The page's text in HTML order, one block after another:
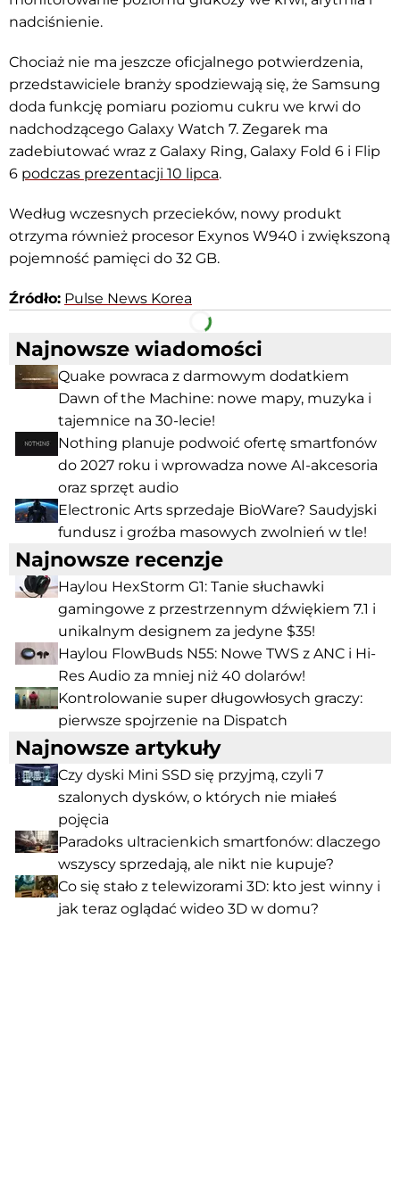
nadciśnienie.
Chociaż nie ma jeszcze oficjalnego potwierdzenia,
przedstawiciele branży spodziewają się, że Samsung
doda funkcję pomiaru poziomu cukru we krwi do
nadchodzącego Galaxy Watch 7. Zegarek ma
zadebiutować wraz z Galaxy Ring, Galaxy Fold 6 i Flip
6 podczas prezentacji 10 lipca.
Według wczesnych przecieków, nowy produkt
otrzyma również procesor Exynos W940 i zwiększoną
pojemność pamięci do 32 GB.
Źródło: Pulse News Korea
Facebook Telegram
Najnowsze wiadomości
Quake powraca z darmowym dodatkiem
Dawn of the Machine: nowe mapy, muzyka i
tajemnice na 30-lecie!
Nothing planuje podwoić ofertę smartfonów
do 2027 roku i wprowadza nowe AI-akcesoria
oraz sprzęt audio
Electronic Arts sprzedaje BioWare? Saudyjski
fundusz i groźba masowych zwolnień w tle!
Najnowsze recenzje
Haylou HexStorm G1: Tanie słuchawki
gamingowe z przestrzennym dźwiękiem 7.1 i
unikalnym designem za jedyne $35!
Haylou FlowBuds N55: Nowe TWS z ANC i Hi-
Res Audio za mniej niż 40 dolarów!
Kontrolowanie super długowłosych graczy:
pierwsze spojrzenie na Dispatch
Najnowsze artykuły
Czy dyski Mini SSD się przyjmą, czyli 7
szalonych dysków, o których nie miałeś
pojęcia
Paradoks ultracienkich smartfonów: dlaczego
wszyscy sprzedają, ale nikt nie kupuje?
Co się stało z telewizorami 3D: kto jest winny i
jak teraz oglądać wideo 3D w domu?